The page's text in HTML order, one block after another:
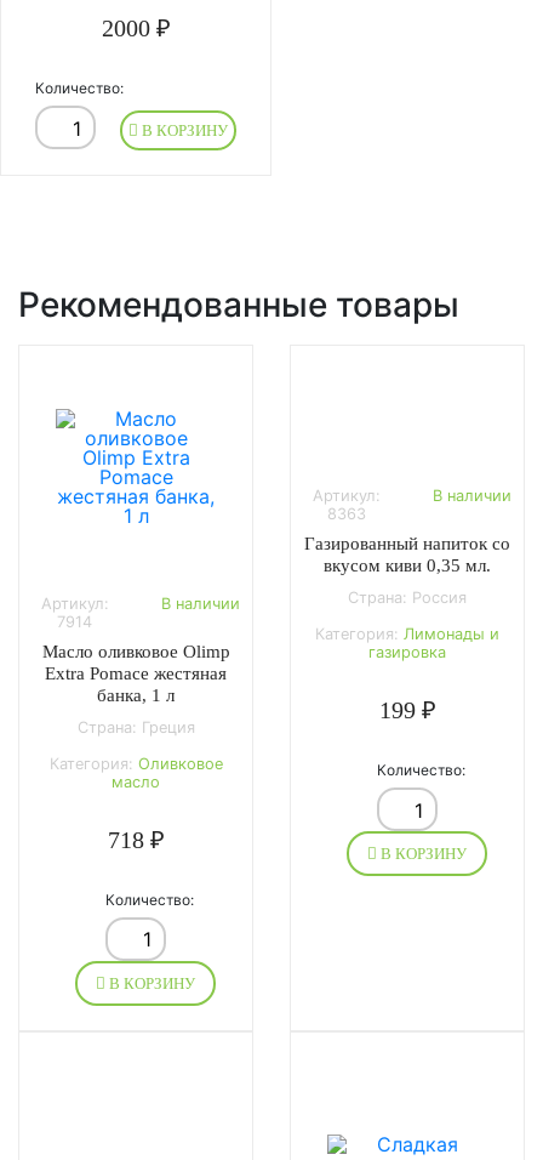
2000 ₽
Количество:
В КОРЗИНУ
Рекомендованные товары
Артикул:
7914
В наличии
Масло оливковое Olimp
Extra Pomace жестяная
банка, 1 л
Страна: Греция
Категория: Оливковое
масло
718 ₽
Количество:
В КОРЗИНУ
Артикул:
8363
В наличии
Газированный напиток со
вкусом киви 0,35 мл.
Страна: Россия
Категория: Лимонады и
газировка
199 ₽
Количество:
В КОРЗИНУ